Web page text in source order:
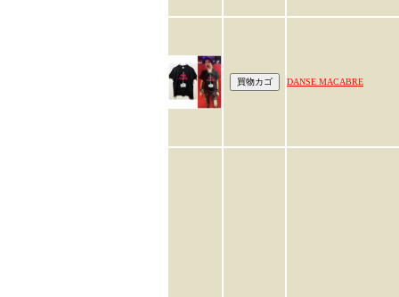
DANSE MACABRE